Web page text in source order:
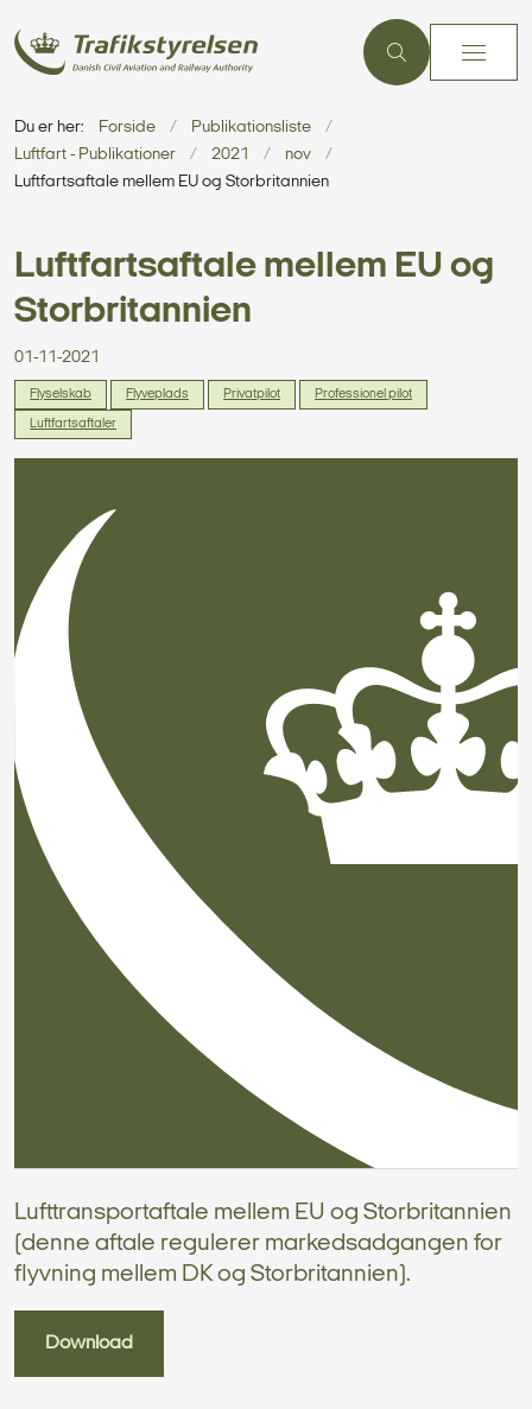
Du er her: Forside
Publikationsliste
Luftfart - Publikationer
2021
nov
Luftfartsaftale mellem EU og Storbritannien
Luftfartsaftale mellem EU og
Storbritannien
01-11-2021
Flyselskab Flyveplads Privatpilot Professionel pilot
Luftfartsaftaler
Lufttransportaftale mellem EU og Storbritannien
(denne aftale regulerer markedsadgangen for
flyvning mellem DK og Storbritannien).
Download